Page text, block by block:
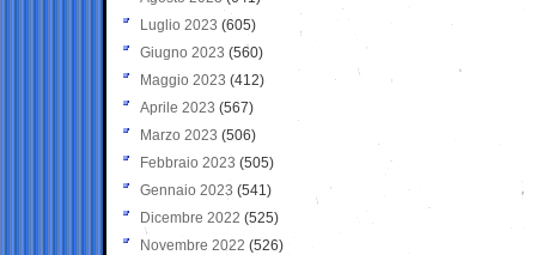
Luglio 2023 (605)
Giugno 2023 (560)
Maggio 2023 (412)
Aprile 2023 (567)
Marzo 2023 (506)
Febbraio 2023 (505)
Gennaio 2023 (541)
Dicembre 2022 (525)
Novembre 2022 (526)